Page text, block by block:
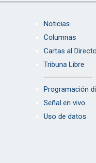
Noticias
Columnas
Cartas al
Tribuna Libre
Programación
Señal en vivo
Uso de datos